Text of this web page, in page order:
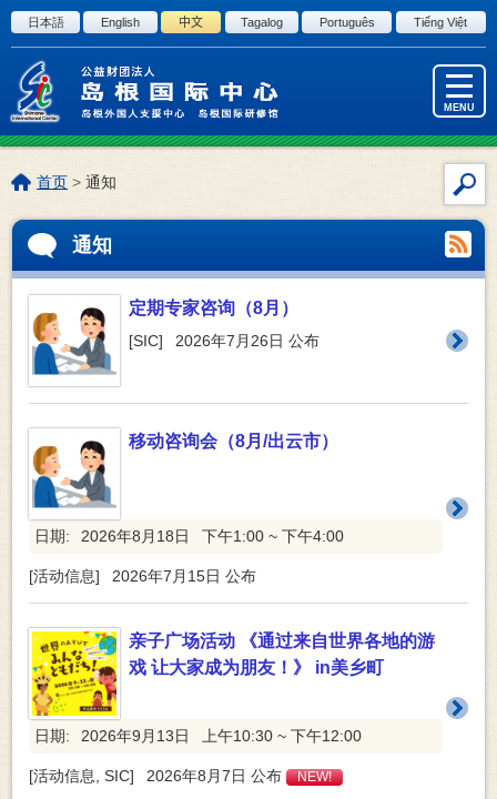
进入正文
日本語 English 中文 Tagalog Português Tiếng Việt
MENU
内
搜
索
本
页
位
置:
首页 >通知
通知
定期专家咨询（8月）
[SIC] 2026年7月26日 公布
移动咨询会（8月/出云市）
日期: 2026年8月18日 下午1:00 ~ 下午4:00
[活动信息] 2026年7月15日 公布
亲子广场活动 《通过来自世界各地的游
戏 让大家成为朋友！》 in美乡町
日期: 2026年9月13日 上午10:30 ~ 下午12:00
[活动信息 SIC] 2026年8月7日 公布 NEW!